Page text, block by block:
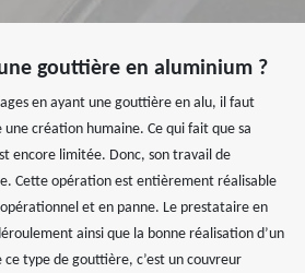
gouttière en aluminium ?
en ayant une gouttière en alu, il faut
création humaine. Ce qui fait que sa
encore limitée. Donc, son travail de
Cette opération est entièrement réalisable
et en panne. Le prestataire en
ainsi que la bonne réalisation d’un
type de gouttière, c’est un couvreur